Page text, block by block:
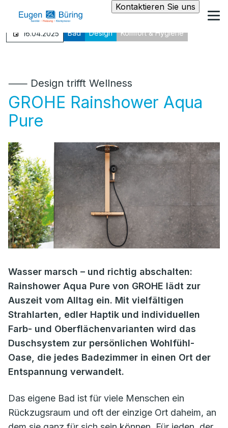
Kontaktieren Sie uns
16.04.2025 Bad Design Komfort & Hygiene
⸺ Design trifft Wellness
GROHE Rainshower Aqua
Pure
Wasser marsch – und richtig abschalten:
Rainshower Aqua Pure von GROHE lädt zur
Auszeit vom Alltag ein. Mit vielfältigen
Strahlarten, edler Haptik und individuellen
Farb- und Oberflächenvarianten wird das
Duschsystem zur persönlichen Wohlfühl-
Oase, die jedes Badezimmer in einen Ort der
Entspannung verwandelt.
Das eigene Bad ist für viele Menschen ein
Rückzugsraum und oft der einzige Ort daheim, an